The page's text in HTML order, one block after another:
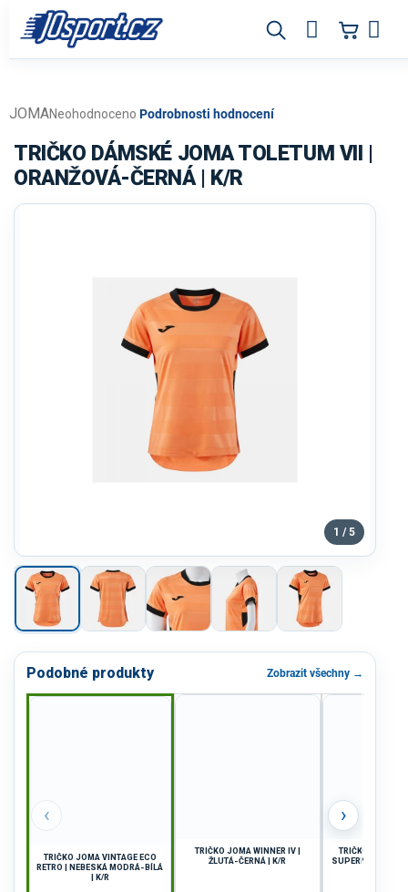
obsah
Průměrné
produktu
je
0,0
Neohodnoceno Podrobnosti hodnocení
JOMA
TRIČKO DÁMSKÉ JOMA TOLETUM VII |
ORANŽOVÁ-ČERNÁ | K/R
1 / 5
Podobné produkty Zobrazit všechny →
‹
TRIČKO JOMA VINTAGE ECO
RETRO | NEBESKÁ MODRÁ-BÍLÁ
| K/R
TRIČKO JOMA WINNER IV |
ŽLUTÁ-ČERNÁ | K/R
TRIČKO
SUPERNOVA |
›